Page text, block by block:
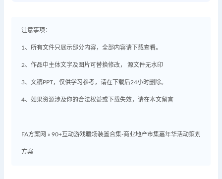
注意事项：
1、所有文件只展示部分内容，全部内容请下载查看。
2、作品中主体文字及图片可替换修改， 源文件无水印
3、文稿PPT，仅供学习参考，请在下载后24小时删除。
4、如果资源涉及你的合法权益或下载失效，请在本文留言
FA方案网 » 90+互动游戏暖场装置合集-商业地产市集嘉年华活动策划
方案